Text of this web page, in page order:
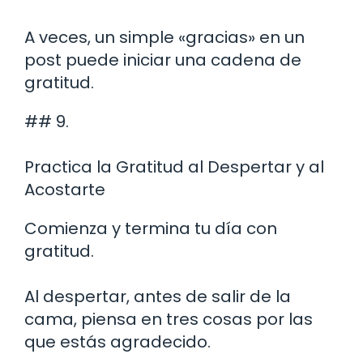
A veces, un simple «gracias» en un
post puede iniciar una cadena de
gratitud.
## 9.
Practica la Gratitud al Despertar y al
Acostarte
Comienza y termina tu día con
gratitud.
Al despertar, antes de salir de la
cama, piensa en tres cosas por las
que estás agradecido.